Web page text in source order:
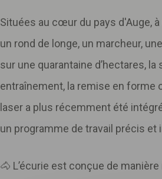
Situées au cœur du pays d'Auge,
un rond de longe, un marcheur,
sur une quarantaine d’hectares,
entraînement, la remise en forme
laser a plus récemment été
un programme de travail précis et
🐴 L’écurie est conçue de